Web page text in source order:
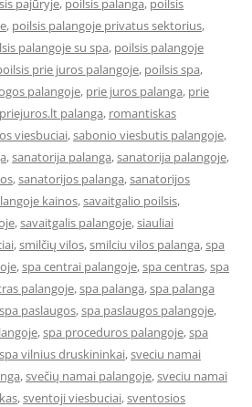
pajūryje, poilsis palanga, poilsis
, poilsis palangoje privatus sektorius,
palangoje su spa, poilsis palangoje
prie juros palangoje, poilsis spa,
palangoje, prie juros palanga, prie
priejuros.lt palanga, romantiskas
viesbuciai,sabonio viesbutis palangoje,
,sanatorija palanga,sanatorija palangoje,
,sanatorijos palanga,sanatorijos
kainos,savaitgalio poilsis,
,savaitgalis palangoje,siauliai
,smilčių vilos,smilciu vilos palanga,spa
,spa centrai palangoje,spa centras,spa
palangoje,spa palanga,spa palanga
spa paslaugos,spa paslaugos palangoje,
,spa proceduros palangoje,spa
spa vilnius druskininkai,sveciu namai
,svečių namai palangoje,sveciu namai
,sventoji viesbuciai,sventosios